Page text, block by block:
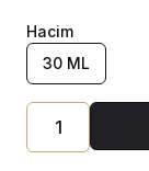
Hacim
30 ML